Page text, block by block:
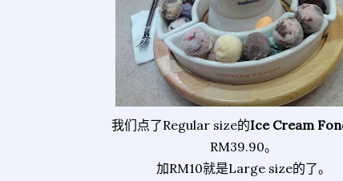
我们点了Regular size的Ice Cream
RM39.90。
加RM10就是Large size的了。